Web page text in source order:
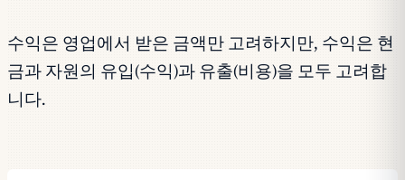
수익은 영업에서 받은 금액만 고려하지만, 수익은 현
금과 자원의 유입(수익)과 유출(비용)을 모두 고려합
니다.